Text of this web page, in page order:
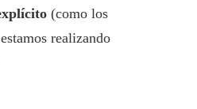
(como los
realizando